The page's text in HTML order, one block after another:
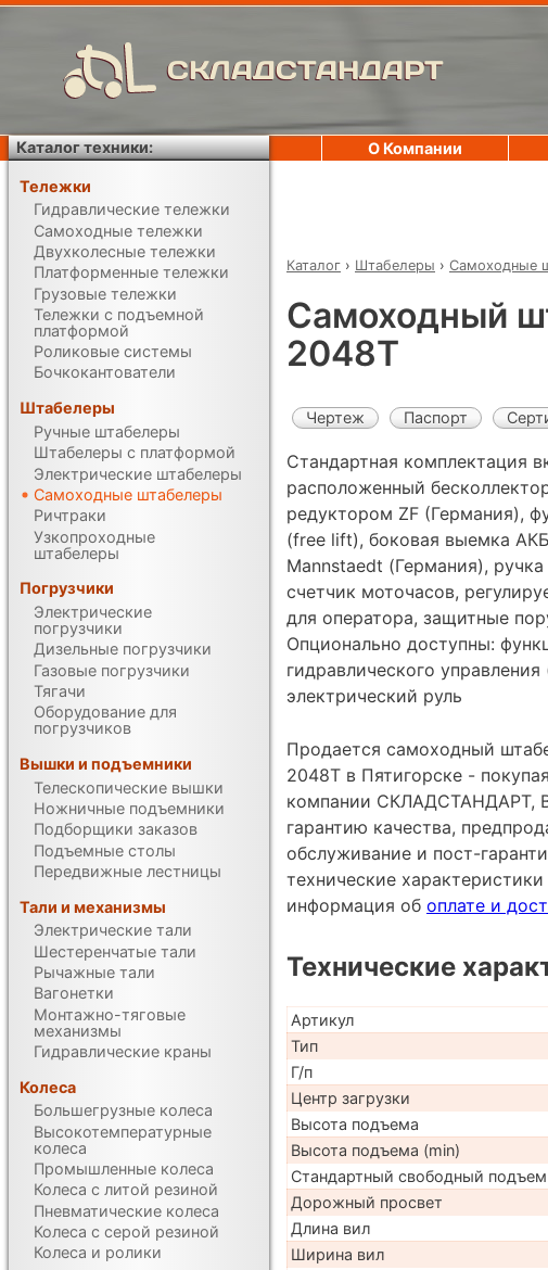
СКЛАДСТАНДАРТ
Каталог › Штабелеры › Самоходные
Самоходный
2048T
Чертеж Паспорт
Стандартная комплектация
расположенный
редуктором ZF (Германия),
(free lift), боковая выемка
Mannstaedt (Германия),
счетчик моточасов,
для оператора, защитные
Опционально доступны:
гидравлического
электрический руль
Продается самоходный
2048T в Пятигорске -
компании СКЛАДСТАНДАРТ,
гарантию качества,
обслуживание и пост-
технические
информация об оплате и
Технические
Артикул
Тип
Г/п
Центр загрузки
Высота подъема
Высота подъема (min)
Стандартный свободный подъем
Дорожный просвет
Длина вил
Ширина вил
О Компании
Каталог техники:
Тележки
Гидравлические тележки
Самоходные тележки
Двухколесные тележки
Платформенные тележки
Грузовые тележки
Тележки с подъемной
платформой
Роликовые системы
Бочкокантователи
Штабелеры
Ручные штабелеры
Штабелеры с платформой
Электрические штабелеры
Самоходные штабелеры
Ричтраки
Узкопроходные
штабелеры
Погрузчики
Электрические
погрузчики
Дизельные погрузчики
Газовые погрузчики
Тягачи
Оборудование для
погрузчиков
Вышки и подъемники
Телескопические вышки
Ножничные подъемники
Подборщики заказов
Подъемные столы
Передвижные лестницы
Тали и механизмы
Электрические тали
Шестеренчатые тали
Рычажные тали
Вагонетки
Монтажно-тяговые
механизмы
Гидравлические краны
Колеса
Большегрузные колеса
Высокотемпературные
колеса
Промышленные колеса
Колеса с литой резиной
Пневматические колеса
Колеса с серой резиной
Колеса и ролики